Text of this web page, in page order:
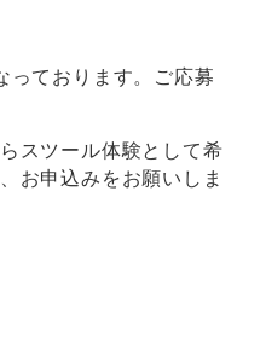
っております。ご応募
スツール体験として希
お申込みをお願いしま